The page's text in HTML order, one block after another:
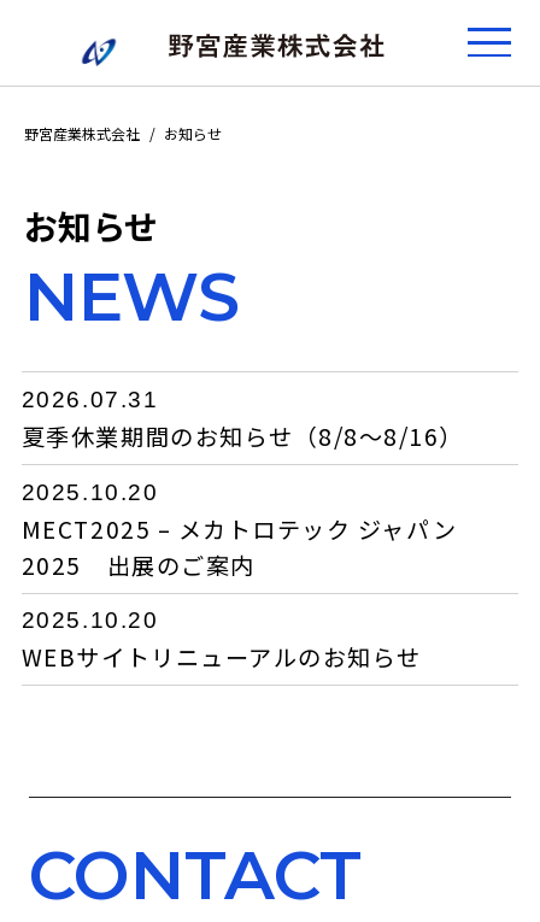
野宮産業株式会社 お知らせ
お知らせ
NEWS
2026.07.31
夏季休業期間のお知らせ（8/8〜8/16）
2025.10.20
MECT2025 – メカトロテック ジャパン
2025 出展のご案内
2025.10.20
WEBサイトリニューアルのお知らせ
CONTACT